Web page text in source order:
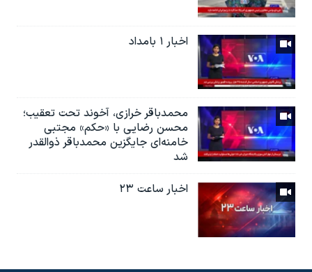
اخبار ۱ بامداد
محمدباقر خرازی، آخوند تحت تعقیب؛
محسن رضایی با «حکم» مجتبی
خامنه‌ای جایگزین محمدباقر ذوالقدر
شد
اخبار ساعت ۲۳